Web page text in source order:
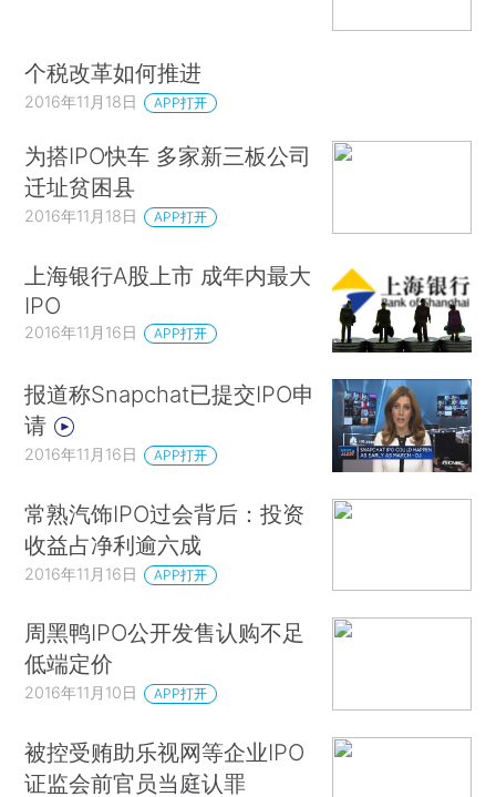
个税改革如何推进
2016年11月18日 APP打开
为搭IPO快车 多家新三板公司
迁址贫困县
2016年11月18日 APP打开
上海银行A股上市 成年内最大
IPO
2016年11月16日 APP打开
报道称Snapchat已提交IPO申
请
2016年11月16日 APP打开
常熟汽饰IPO过会背后：投资
收益占净利逾六成
2016年11月16日 APP打开
周黑鸭IPO公开发售认购不足
低端定价
2016年11月10日 APP打开
被控受贿助乐视网等企业IPO
证监会前官员当庭认罪